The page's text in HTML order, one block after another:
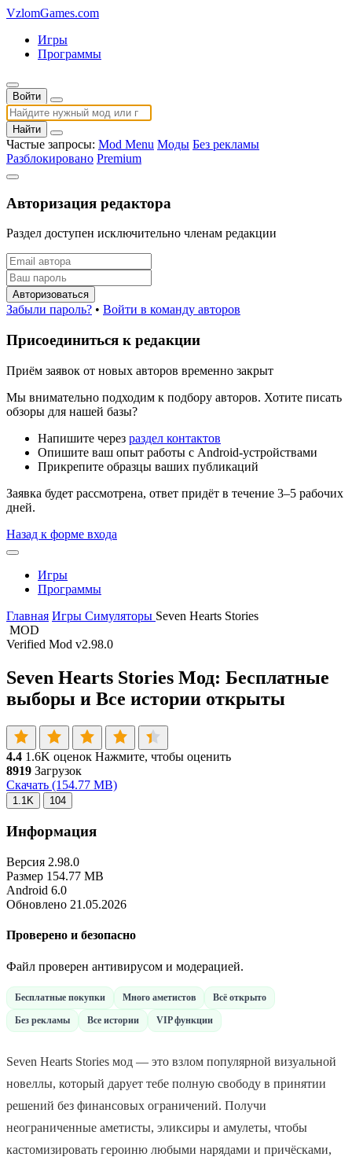
VzlomGames.com
Игры
Программы
Войти
Найти
Частые запросы: Mod Menu Моды Без рекламы
Разблокировано Premium
Авторизация редактора
Раздел доступен исключительно членам редакции
Авторизоваться
Забыли пароль? • Войти в команду авторов
Присоединиться к редакции
Приём заявок от новых авторов временно закрыт
Мы внимательно подходим к подбору авторов. Хотите писать
обзоры для нашей базы?
Напишите через раздел контактов
Опишите ваш опыт работы с Android-устройствами
Прикрепите образцы ваших публикаций
Заявка будет рассмотрена, ответ придёт в течение 3–5 рабочих
дней.
Назад к форме входа
Игры
Программы
Главная Игры Симуляторы Seven Hearts Stories
MOD
Verified Mod v2.98.0
Seven Hearts Stories Мод: Бесплатные
выборы и Все истории открыты
4.4 1.6K оценок Нажмите, чтобы оценить
8919 Загрузок
Скачать (154.77 MB)
1.1K 104
Информация
Версия 2.98.0
Размер 154.77 MB
Android 6.0
Обновлено 21.05.2026
Проверено и безопасно
Файл проверен антивирусом и модерацией.
Бесплатные покупки Много аметистов Всё открыто
Без рекламы Все истории VIP функции
Seven Hearts Stories мод — это взлом популярной визуальной
новеллы, который дарует тебе полную свободу в принятии
решений без финансовых ограничений. Получи
неограниченные аметисты, эликсиры и амулеты, чтобы
кастомизировать героиню любыми нарядами и причёсками,